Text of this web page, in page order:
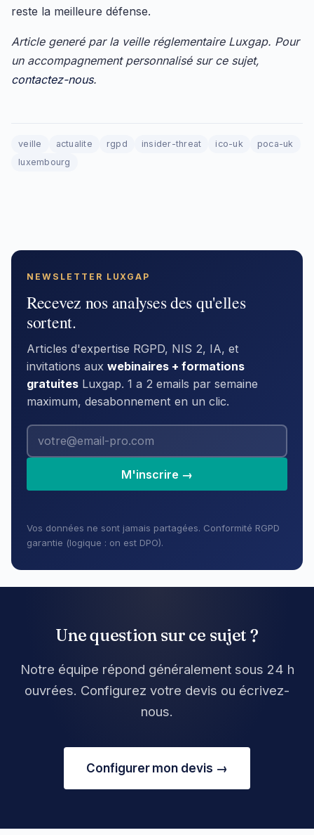
reste la meilleure défense.
Article generé par la veille réglementaire Luxgap. Pour
un accompagnement personnalisé sur ce sujet,
contactez-nous.
veille actualite rgpd insider-threat ico-uk
poca-uk
luxembourg
NEWSLETTER LUXGAP
Recevez nos analyses des qu'elles
sortent.
Articles d'expertise RGPD, NIS 2, IA, et
invitations aux webinaires + formations
gratuites Luxgap. 1 a 2 emails par semaine
maximum, desabonnement en un clic.
M'inscrire →
Vos données ne sont jamais partagées. Conformité RGPD
garantie (logique : on est DPO).
Une question sur ce sujet ?
Notre équipe répond généralement sous 24 h
ouvrées. Configurez votre devis ou écrivez-
nous.
Configurer mon devis →